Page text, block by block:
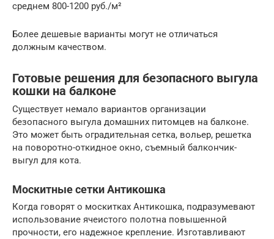
среднем 800-1200 руб./м²
Более дешевые варианты могут не отличаться
должным качеством.
Готовые решения для безопасного выгула
кошки на балконе
Существует немало вариантов организации
безопасного выгула домашних питомцев на балконе.
Это может быть оградительная сетка, вольер, решетка
на поворотно-откидное окно, съемный балкончик-
выгул для кота.
Москитные сетки Антикошка
Когда говорят о москитках Антикошка, подразумевают
использование ячеистого полотна повышенной
прочности, его надежное крепление. Изготавливают